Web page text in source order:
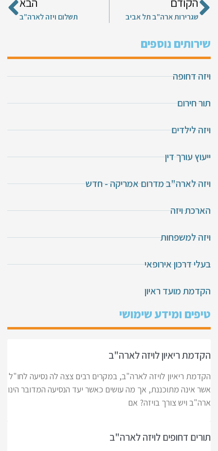
שגרירות ארה"ב תל אביב תשלום ויזה לארה"ב
שירותים נוספים
ויזה דחופה
תור חירום
ויזה לילדים
ייעוץ עורך דין
ויזה לארה"ב מדרום אמריקה - חדש
הארכת ויזה
ויזה למשפחות
בעלי דרכון אירופאי
הקדמת מועד ראיון
טיפים ומידע שימושי
הקדמת ריאיון לויזה לארה"ב
הקדמת ריאיון לויזה לארה"ב, במקרים רבים צצה לה נסיעה לחו"ל
אשר אינה מתוכננת, אך מה עושים כאשר יעד הנסיעה המדובר הינו
ארה"ב ויש צורך בויזה? אם
תורים דחופים לויזה לארה"ב